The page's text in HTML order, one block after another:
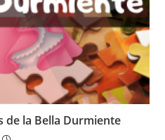
de la Bella Durmiente